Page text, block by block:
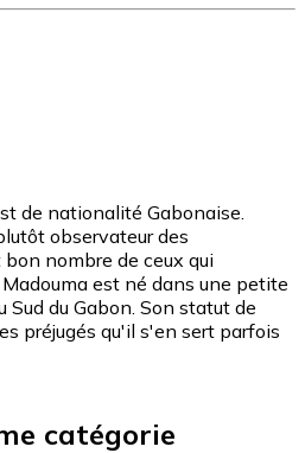
de nationalité Gabonaise.
observateur des
nombre de ceux qui
est né dans une petite
du Gabon. Son statut de
préjugés qu'il s'en sert parfois
catégorie